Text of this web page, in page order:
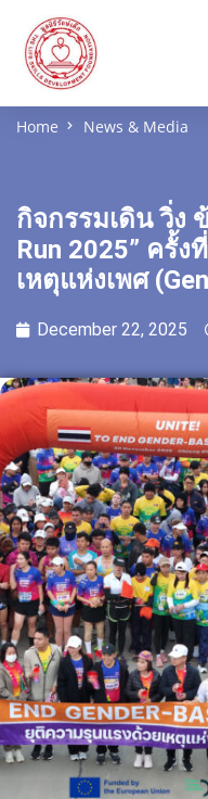
Home News & Media
กิจกรรมเดิน วิ่ง
Run 2025” ครั้
เหตุแห่งเพศ
December 22, 2025